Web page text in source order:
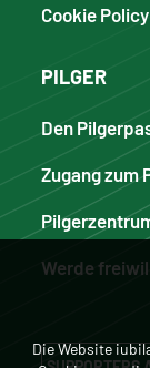
Cookie Policy
PILGER
Den
Zugang zum
Werde
Die Website